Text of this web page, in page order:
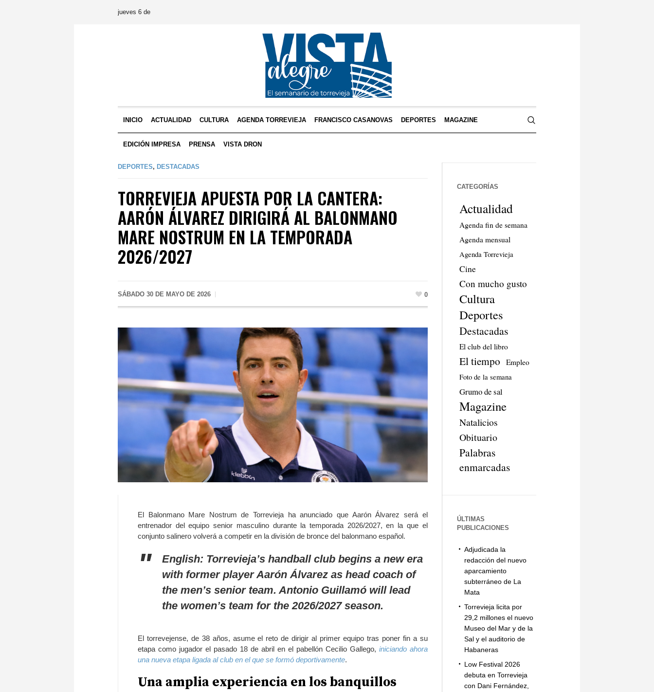
jueves 6 de
INICIO ACTUALIDAD CULTURA AGENDA TORREVIEJA FRANCISCO CASANOVAS DEPORTES MAGAZINE
EDICIÓN IMPRESA PRENSA VISTA DRON
DEPORTES, DESTACADAS
TORREVIEJA APUESTA POR LA CANTERA:
AARÓN ÁLVAREZ DIRIGIRÁ AL BALONMANO
MARE NOSTRUM EN LA TEMPORADA
2026/2027
SÁBADO 30 DE MAYO DE 2026 0
El Balonmano Mare Nostrum de Torrevieja ha anunciado que Aarón Álvarez será el
entrenador del equipo senior masculino durante la temporada 2026/2027, en la que el
conjunto salinero volverá a competir en la división de bronce del balonmano español.
English: Torrevieja’s handball club begins a new era
with former player Aarón Álvarez as head coach of
the men’s senior team. Antonio Guillamó will lead
the women’s team for the 2026/2027 season.
El torrevejense, de 38 años, asume el reto de dirigir al primer equipo tras poner fin a su
etapa como jugador el pasado 18 de abril en el pabellón Cecilio Gallego, iniciando ahora
una nueva etapa ligada al club en el que se formó deportivamente.
Una amplia experiencia en los banquillos
CATEGORÍAS
Actualidad
Agenda fin de semana
Agenda mensual
Agenda Torrevieja
Cine
Con mucho gusto
Cultura
Deportes
Destacadas
El club del libro
El tiempo Empleo
Foto de la semana
Grumo de sal
Magazine
Natalicios
Obituario
Palabras
enmarcadas
ÚLTIMAS
PUBLICACIONES
Adjudicada la
redacción del nuevo
aparcamiento
subterráneo de La
Mata
Torrevieja licita por
29,2 millones el nuevo
Museo del Mar y de la
Sal y el auditorio de
Habaneras
Low Festival 2026
debuta en Torrevieja
con Dani Fernández,